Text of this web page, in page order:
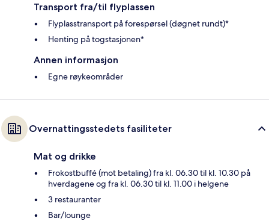
Transport fra/til flyplassen
Flyplasstransport på forespørsel (døgnet rundt)*
Henting på togstasjonen*
Annen informasjon
Egne røykeområder
Overnattingsstedets fasiliteter
Mat og drikke
Frokostbuffé (mot betaling) fra kl. 06.30 til kl. 10.30 på
hverdagene og fra kl. 06.30 til kl. 11.00 i helgene
3 restauranter
Bar/lounge